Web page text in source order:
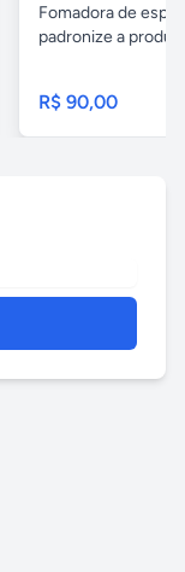
Fomadora de
padronize a
R$ 90,00